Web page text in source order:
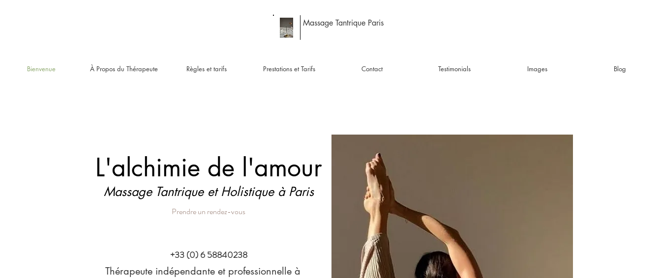
Massage Tantrique Paris
Bienvenue À Propos du Thérapeute Règles et tarifs Prestations et Tarifs Contact Testimonials Images Blog
L'alchimie de l'amour
Massage Tantrique et Holistique à Paris
Prendre un rendez-vous
+33 (0) 6 58840238
Thérapeute indépendante et professionnelle à